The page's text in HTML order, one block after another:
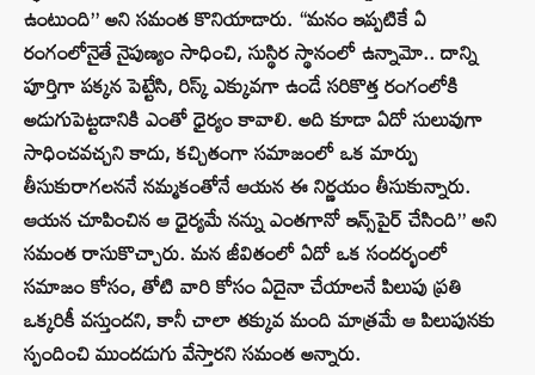
ఉంటుంది” అని సమంత కొనియాడారు. “మనం ఇప్పటికే ఏ
రంగంలోనైతే నైపుణ్యం సాధించి, సుస్థిర స్థానంలో ఉన్నామో.. దాన్ని
పూర్తిగా పక్కన పెట్టేసి, రిస్క్ ఎక్కువగా ఉండే సరికొత్త రంగంలోకి
అడుగుపెట్టడానికి ఎంతో ధైర్యం కావాలి. అది కూడా ఏదో సులువుగా
సాధించవచ్చని కాదు, కచ్చితంగా సమాజంలో ఒక మార్పు
తీసుకురాగలననే నమ్మకంతోనే ఆయన ఈ నిర్ణయం తీసుకున్నారు.
ఆయన చూపించిన ఆ ధైర్యమే నన్ను ఎంతగానో ఇన్స్‌పైర్ చేసింది” అని
సమంత రాసుకొచ్చారు. మన జీవితంలో ఏదో ఒక సందర్భంలో
సమాజం కోసం, తోటి వారి కోసం ఏదైనా చేయాలనే పిలుపు ప్రతి
ఒక్కరికీ వస్తుందని, కానీ చాలా తక్కువ మంది మాత్రమే ఆ పిలుపునకు
స్పందించి ముందడుగు వేస్తారని సమంత అన్నారు.